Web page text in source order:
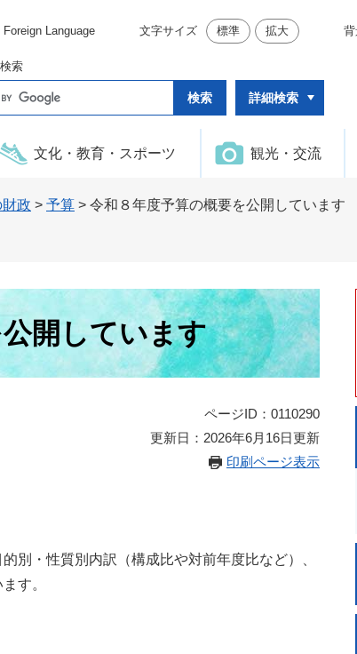
Foreign Language 文字サイズ 標準 拡大
索
詳細検索
文化・教育・スポーツ 観光・交流
政 > 予算 > 令和８年度予算の概要を公開しています
開しています
ページID：0110290
更新日：2026年6月16日更新
印刷ページ表示
別・性質別内訳（構成比や対前年度比など）、
す。